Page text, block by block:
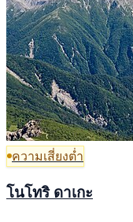
ความเสี่ยงต่ำ
โนโทริ ดาเกะ